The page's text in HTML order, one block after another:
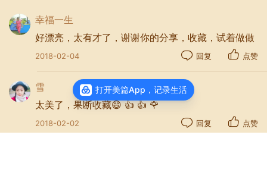
鸡蛋清蛋白分离并搅拌开
幸福一生
好漂亮，太有才了，谢谢你的分享，收藏，试着做做
2018-02-04 回复 点赞
雪
太美了，果断收藏😄 👍 👍 🌹
2018-02-02 回复 点赞
打开美篇App，记录生活